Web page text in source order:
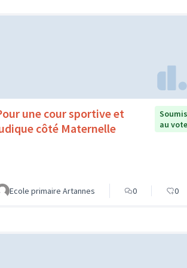
une cour sportive et
côté Maternelle
Soumis
au vote
Ecole primaire Artannes 0 0